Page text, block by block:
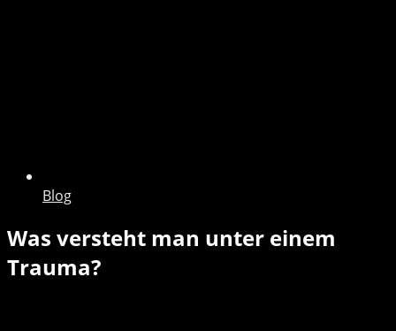
Blog
Was versteht man unter einem
Trauma?